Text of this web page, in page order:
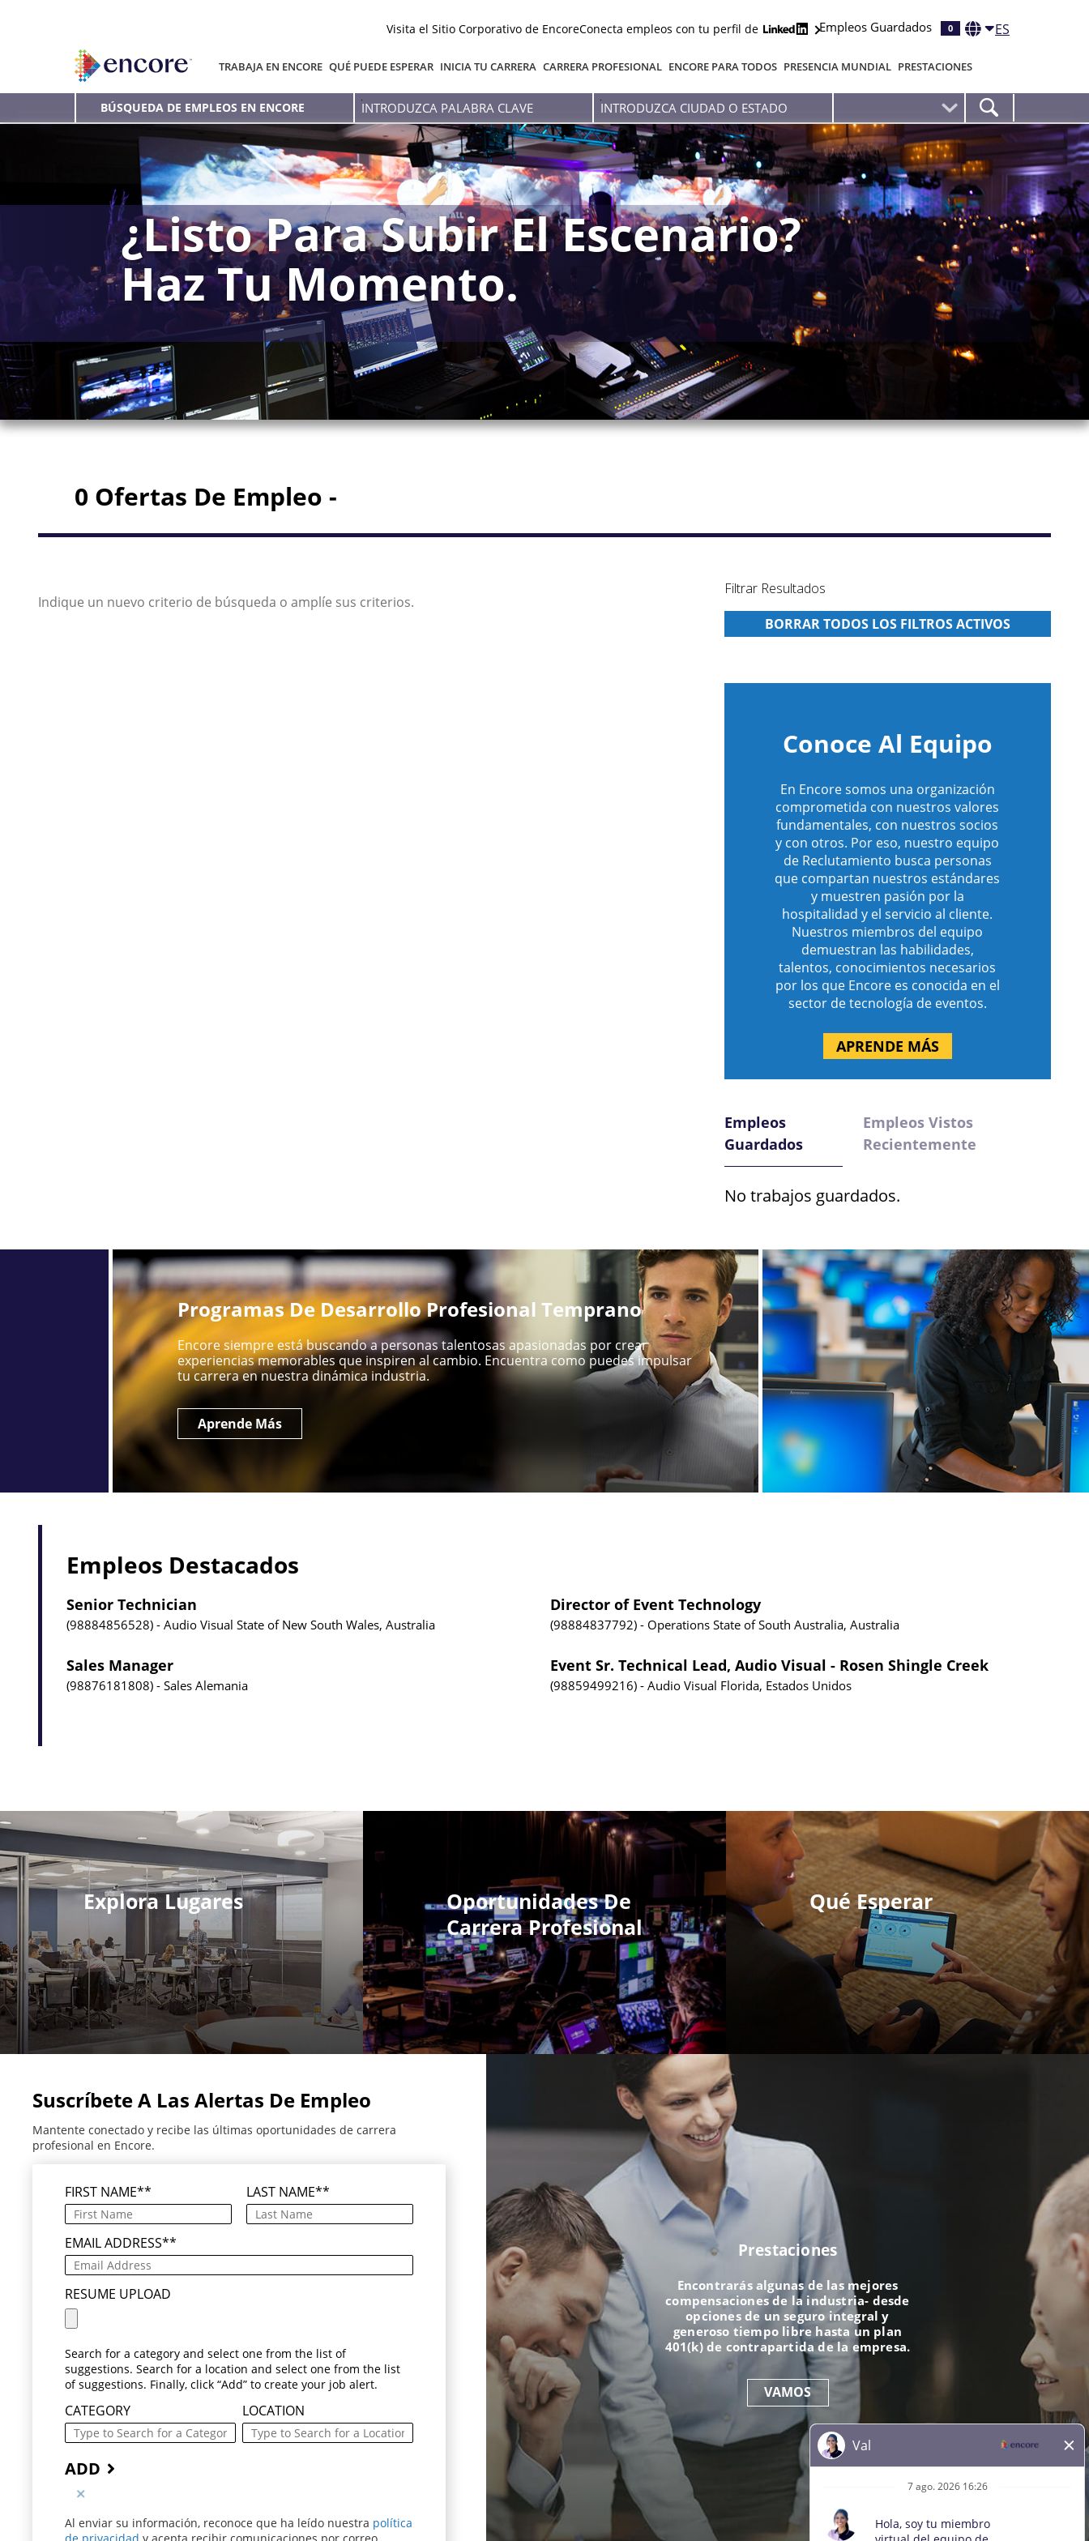
Visita el Sitio Corporativo de EncoreConecta empleos con tu perfil de Empleos Guardados 0 ES
TRABAJA EN ENCORE QUÉ PUEDE ESPERAR INICIA TU CARRERA CARRERA PROFESIONAL ENCORE PARA TODOS PRESENCIA MUNDIAL PRESTACIONES
BÚSQUEDA DE EMPLEOS EN ENCORE
Introduzca
palabra
clave
Introduzca
Ciudad
O
Estado
¿Listo Para Subir El Escenario?
Haz Tu Momento.
0 Ofertas De Empleo -
Indique un nuevo criterio de búsqueda o amplíe sus criterios.
Filtrar Resultados
Conoce Al Equipo
En Encore somos una organización
comprometida con nuestros valores
fundamentales, con nuestros socios
y con otros. Por eso, nuestro equipo
de Reclutamiento busca personas
que compartan nuestros estándares
y muestren pasión por la
hospitalidad y el servicio al cliente.
Nuestros miembros del equipo
demuestran las habilidades,
talentos, conocimientos necesarios
por los que Encore es conocida en el
sector de tecnología de eventos.
APRENDE MÁS
Empleos
Guardados
Empleos Vistos
Recientemente
No trabajos guardados.
Programas De Desarrollo Profesional Temprano
Encore siempre está buscando a personas talentosas apasionadas por crear
experiencias memorables que inspiren al cambio. Encuentra como puedes impulsar
tu carrera en nuestra dinámica industria.
Aprende Más
Empleos Destacados
Senior Technician
98884856528 Audio Visual State of New South Wales, Australia
Director of Event Technology
98884837792 Operations State of South Australia, Australia
Sales Manager
98876181808 Sales Alemania
Event Sr. Technical Lead, Audio Visual - Rosen Shingle Creek
98859499216 Audio Visual Florida, Estados Unidos
Explora Lugares
Oportunidades De
Carrera Profesional
Qué Esperar
Suscríbete A Las Alertas De Empleo
Mantente conectado y recibe las últimas oportunidades de carrera
profesional en Encore.
FIRST NAME* LAST NAME*
EMAIL ADDRESS*
RESUME UPLOAD
Search for a category and select one from the list of
suggestions. Search for a location and select one from the list
of suggestions. Finally, click “Add” to create your job alert.
CATEGORY LOCATION
ADD
Al enviar su información, reconoce que ha leído nuestra política
Prestaciones
Encontrarás algunas de las mejores
compensaciones de la industria- desde
opciones de un seguro integral y
generoso tiempo libre hasta un plan
401(k) de contrapartida de la empresa.
VAMOS